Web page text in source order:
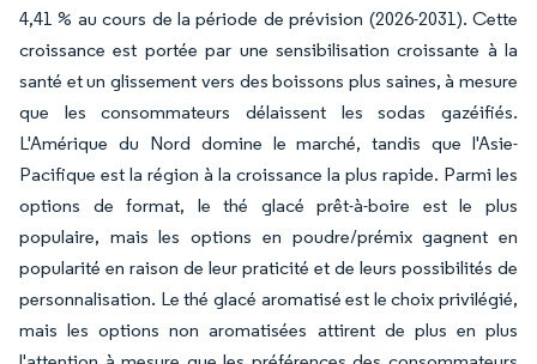
4,41 % au cours de la période de prévision (2026-2031). Cette
croissance est portée par une sensibilisation croissante à la
santé et un glissement vers des boissons plus saines, à mesure
que les consommateurs délaissent les sodas gazéifiés.
L'Amérique du Nord domine le marché, tandis que l'Asie-
Pacifique est la région à la croissance la plus rapide. Parmi les
options de format, le thé glacé prêt-à-boire est le plus
populaire, mais les options en poudre/prémix gagnent en
popularité en raison de leur praticité et de leurs possibilités de
personnalisation. Le thé glacé aromatisé est le choix privilégié,
mais les options non aromatisées attirent de plus en plus